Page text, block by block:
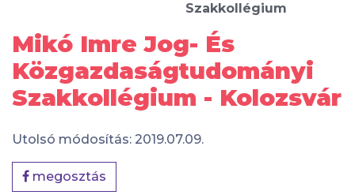
Szakkollégium
Mikó Imre Jog- És
Közgazdaságtudományi
Szakkollégium - Kolozsvár
Utolsó módosítás: 2019.07.09.
megosztás